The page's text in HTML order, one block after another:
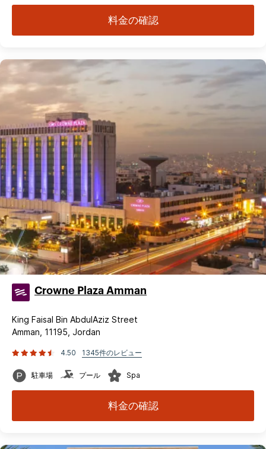
料金の確認
Crowne Plaza Amman
King Faisal Bin AbdulAziz Street
Amman, 11195, Jordan
4.50 1345件のレビュー
駐車場 プール Spa
料金の確認